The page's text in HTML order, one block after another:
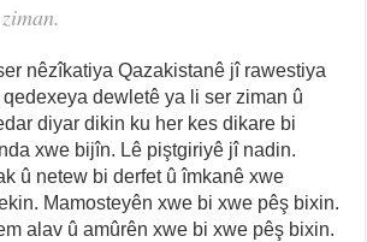
nêzîkatiya Qazakistanê jî rawestiya
qedexeya dewletê ya li ser ziman û
diyar dikin ku her kes dikare bi
xwe bijîn. Lê piştgiriyê jî nadin.
û netew bi derfet û îmkanê xwe
Mamosteyên xwe bi xwe pêş bixin.
alav û amûrên xwe bi xwe pêş bixin.